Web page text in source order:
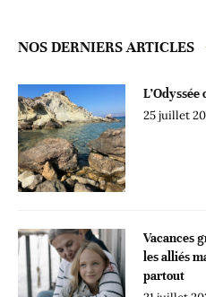
NOS DERNIERS ARTICLES
L’Odyssée
25 juillet
Vacances
les alliés
partout